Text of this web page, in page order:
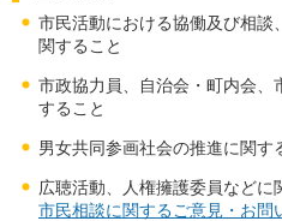
市民活動における協働及び相談
関すること
市政協力員、自治会・町内会、
すること
男女共同参画社会の推進に関す
広聴活動、人権擁護委員などに
市民相談に関するご意見・お問